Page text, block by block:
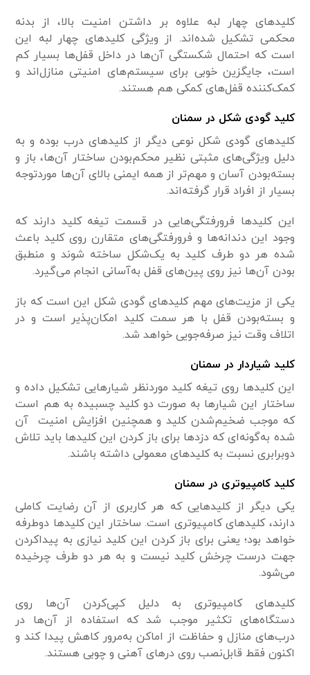
کلیدهای چهار لبه علاوه بر داشتن امنیت بالا، از بدنه
محکمی تشکیل شده‌اند. از ویژگی کلیدهای چهار لبه این
است که احتمال شکستگی آن‌ها در داخل قفل‌ها بسیار کم
است، جایگزین خوبی برای سیستم‌های امنیتی منازل‌اند و
کمک‌کننده قفل‌های کمکی هم هستند.
کلید گودی شکل در سمنان
کلیدهای گودی شکل نوعی دیگر از کلیدهای درب بوده و به
دلیل ویژگی‌های مثبتی نظیر محکم‌بودن ساختار آن‌ها، باز و
بسته‌بودن آسان و مهم‌تر از همه ایمنی بالای آن‌ها موردتوجه
بسیار از افراد قرار گرفته‌اند.
این کلیدها فرورفتگی‌هایی در قسمت تیغه کلید دارند که
وجود این دندانه‌ها و فرورفتگی‌های متقارن روی کلید باعث
شده هر دو طرف کلید به یک‌شکل ساخته شوند و منطبق
بودن آن‌ها نیز روی پین‌های قفل به‌آسانی انجام می‌گیرد.
یکی از مزیت‌های مهم کلیدهای گودی شکل این است که باز
و بسته‌بودن قفل‌ با هر سمت کلید امکان‌پذیر است و در
اتلاف وقت نیز صرفه‌جویی خواهد شد.
کلید شیاردار در سمنان
این کلیدها روی تیغه کلید موردنظر شیارهایی تشکیل داده و
ساختار این شیارها به صورت دو کلید چسبیده به هم است
که موجب ضخیم‌شدن کلید و همچنین افزایش امنیت آن
شده به‌گونه‌ای که دزدها برای باز کردن این کلیدها باید تلاش
دوبرابری نسبت به کلیدهای معمولی داشته باشند.
کلید کامپیوتری در سمنان
یکی دیگر از کلیدهایی که هر کاربری از آن رضایت کاملی
دارند، کلیدهای کامپیوتری است. ساختار این کلیدها دوطرفه
خواهد بود؛ یعنی برای باز کردن این کلید نیازی به پیداکردن
جهت درست چرخش کلید نیست و به هر دو طرف چرخیده
می‌شود.
کلیدهای کامپیوتری به دلیل کپی‌کردن آن‌ها روی
دستگاه‌های تکثیر موجب شد که استفاده از آن‌ها در
درب‌های منازل و حفاظت از اماکن به‌مرور کاهش پیدا کند و
اکنون فقط قابل‌نصب روی درهای آهنی و چوبی هستند.